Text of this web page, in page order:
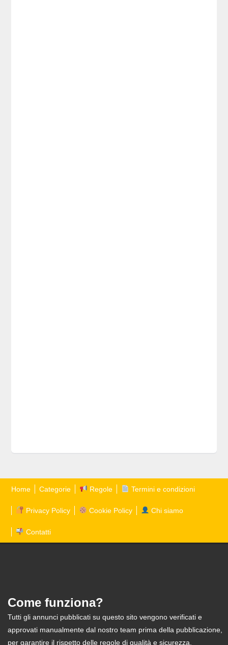
Home Categorie Regole Termini e condizioni
Privacy Policy Cookie Policy Chi siamo
Contatti
Come funziona?
Tutti gli annunci pubblicati su questo sito vengono verificati e
approvati manualmente dal nostro team prima della pubblicazione,
per garantire il rispetto delle regole di qualità e sicurezza.